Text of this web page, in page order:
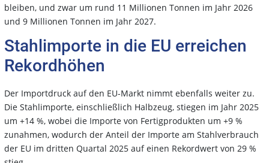
bleiben, und zwar um rund 11 Millionen Tonnen im Jahr 2026
und 9 Millionen Tonnen im Jahr 2027.
Stahlimporte in die EU erreichen
Rekordhöhen
Der Importdruck auf den EU-Markt nimmt ebenfalls weiter zu.
Die Stahlimporte, einschließlich Halbzeug, stiegen im Jahr 2025
um +14 %, wobei die Importe von Fertigprodukten um +9 %
zunahmen, wodurch der Anteil der Importe am Stahlverbrauch
der EU im dritten Quartal 2025 auf einen Rekordwert von 29 %